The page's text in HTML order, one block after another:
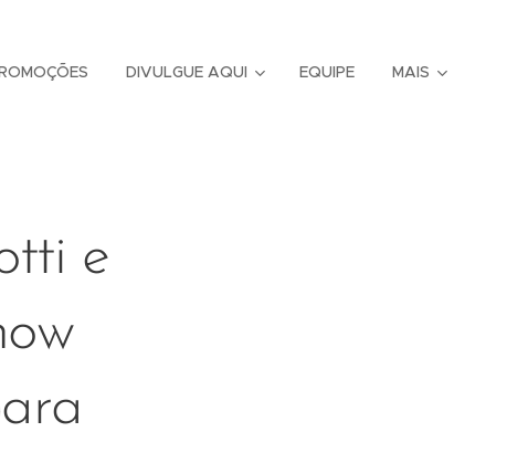
DIVULGUE AQUI EQUIPE MAIS
e